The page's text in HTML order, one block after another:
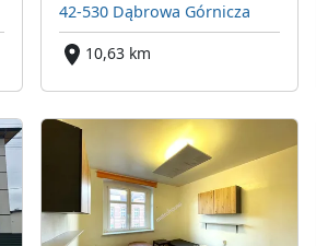
42-530 Dąbrowa Górnicza
10,63 km